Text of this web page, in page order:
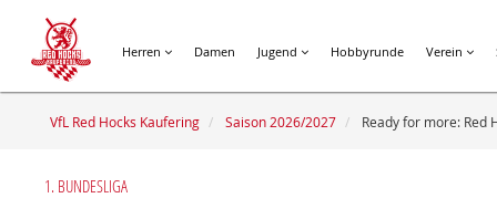
Herren Damen Jugend Hobbyrunde Verein
VfL Red Hocks Kaufering Saison 2026/2027 Ready for more: Red
1. BUNDESLIGA